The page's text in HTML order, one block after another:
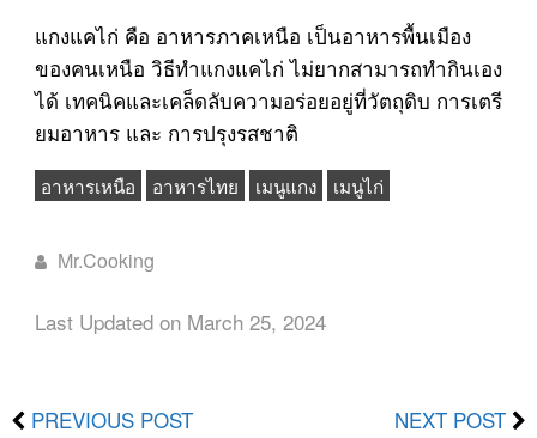
แกงแคไก่ คือ อาหารภาคเหนือ เป็นอาหารพื้นเมือง
ของคนเหนือ วิธีทำแกงแคไก่ ไม่ยากสามารถทำกินเอง
ได้ เทคนิคและเคล็ดลับความอร่อยอยู่ที่วัตถุดิบ การเตรี
ยมอาหาร และ การปรุงรสชาติ
อาหารเหนือ อาหารไทย เมนูแกง เมนูไก่
Mr.Cooking
Last Updated on March 25, 2024
PREVIOUS POST
NEXT POST